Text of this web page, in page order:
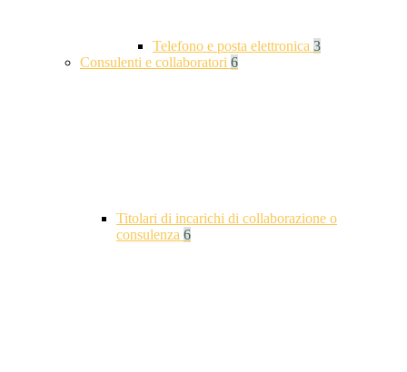
Telefono e posta elettronica 3
Consulenti e collaboratori 6
Titolari di incarichi di collaborazione o
consulenza 6